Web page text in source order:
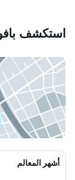
استكشف
أشهر المعالم